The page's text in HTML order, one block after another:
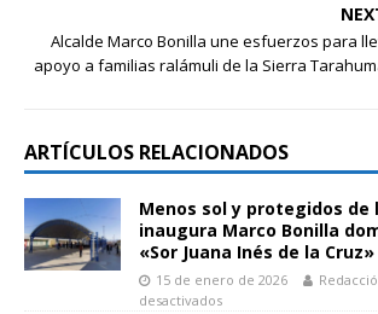
Alcalde Marco Bonilla une esfuerzos para
apoyo a familias ralámuli de la Sierra
ARTÍCULOS RELACIONADOS
Menos sol y protegidos de
inaugura Marco Bonilla
«Sor Juana Inés de la Cruz»
15 de enero de 2026
desactivados